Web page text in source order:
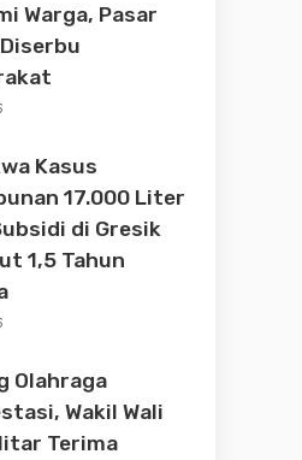
Warga, Pasar
Kasus
17.000 Liter
di Gresik
1,5 Tahun
Olahraga
Wakil Wali
Terima